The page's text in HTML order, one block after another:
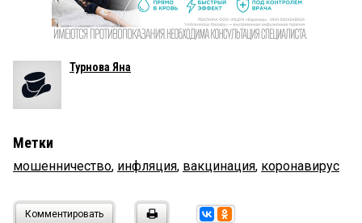
Турнова Яна
Метки
мошенничество, инфляция, вакцинация, коронавирус
Комментировать